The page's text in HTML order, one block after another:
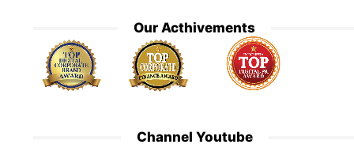
Our Acthivements
Channel Youtube